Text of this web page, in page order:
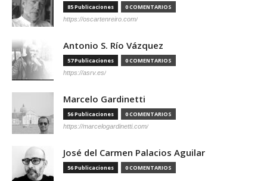
85 Publicaciones 0 COMENTARIOS
https://oscartenreiro.com/
Antonio S. Río Vázquez
57 Publicaciones 0 COMENTARIOS
https://asrv.es/
Marcelo Gardinetti
56 Publicaciones 0 COMENTARIOS
https://marcelogardinetti.com/
José del Carmen Palacios Aguilar
56 Publicaciones 0 COMENTARIOS